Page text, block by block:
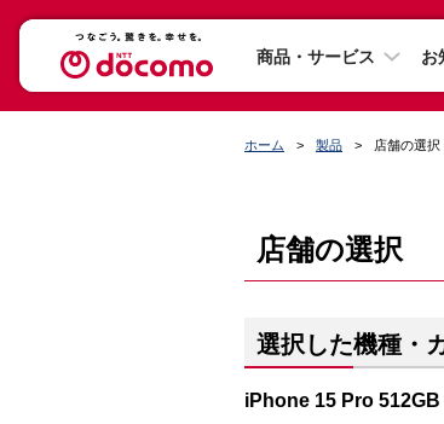
商品・サービス お
ホーム 製品 店舗の選択
店舗の選択
選択した機種・
iPhone 15 Pro